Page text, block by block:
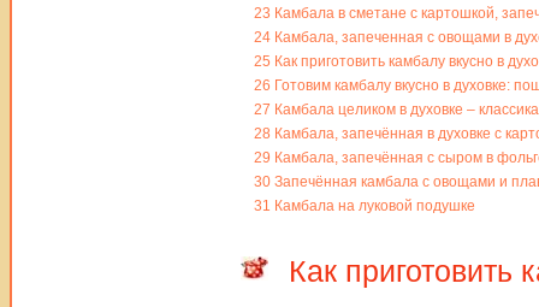
23 Камбала в сметане с картошкой,
24 Камбала, запеченная с овощами в
25 Как приготовить камбалу вкусно в
26 Готовим камбалу вкусно в духовке:
27 Камбала целиком в духовке – классика
28 Камбала, запечённая в духовке с
29 Камбала, запечённая с сыром в
30 Запечённая камбала с овощами и
31 Камбала на луковой подушке
Как приготовить